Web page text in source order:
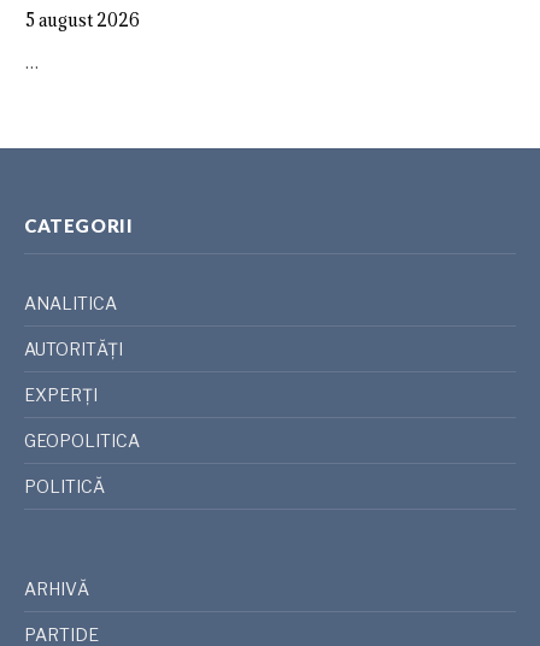
5 august 2026
…
CATEGORII
ANALITICA
AUTORITĂȚI
EXPERȚI
GEOPOLITICA
POLITICĂ
ARHIVĂ
PARTIDE